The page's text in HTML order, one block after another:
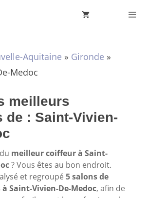
Aquitaine » Gironde »
Medoc
meilleurs
de : Saint-Vivien-
meilleur coiffeur à Saint-
? Vous êtes au bon endroit.
et regroupé 5 salons de
Saint-Vivien-De-Medoc, afin de